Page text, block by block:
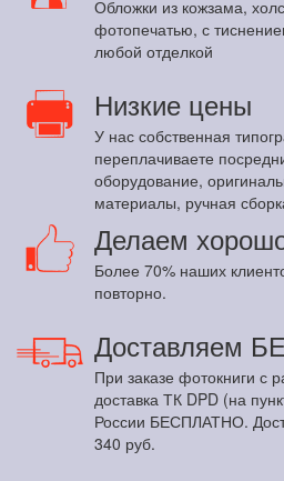
Обложки из кожзама,
фотопечатью, с
любой отделкой
Низкие цены
У нас собственная
переплачиваете
оборудование,
материалы, ручная
Делаем
Более 70% наших
повторно.
Доставляем
При заказе фотокниги с
доставка ТК DPD (на
России БЕСПЛАТНО.
340 руб.